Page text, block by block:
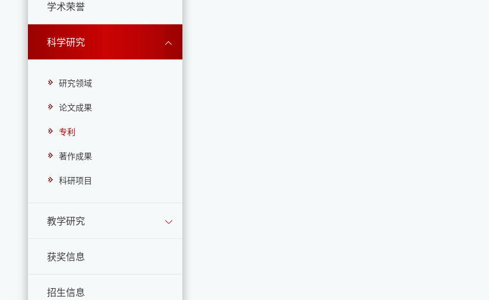
学术荣誉
科学研究
研究领域
论文成果
专利
著作成果
科研项目
教学研究
获奖信息
招生信息